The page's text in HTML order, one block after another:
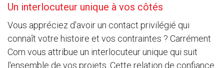
Un interlocuteur unique à vos côtés
Vous appréciez d'avoir un contact privilégié qui
connaît votre histoire et vos contraintes ? Carrément
Com vous attribue un interlocuteur unique qui suit
l'ensemble de vos projets. Cette relation de confiance